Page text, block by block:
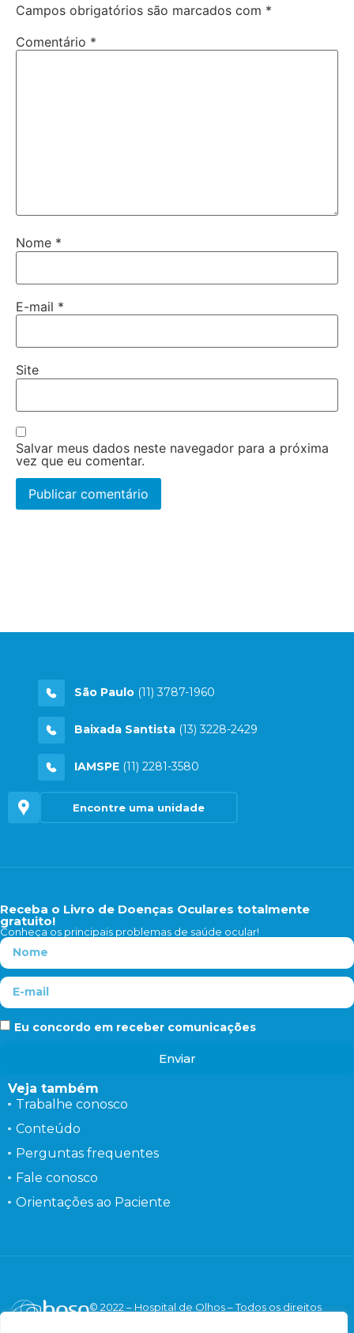
Campos obrigatórios são marcados com *
Comentário *
Nome *
E-mail *
Site
Salvar meus dados neste navegador para a próxima
vez que eu comentar.
São Paulo (11) 3787-1960
Baixada Santista (13) 3228-2429
IAMSPE (11) 2281-3580
Encontre uma unidade
Receba o Livro de Doenças Oculares totalmente
gratuito!
Conheça os principais problemas de saúde ocular!
Eu concordo em receber comunicações
Enviar
Veja também
Trabalhe conosco
Conteúdo
Perguntas frequentes
Fale conosco
Orientações ao Paciente
© 2022 – Hospital de Olhos – Todos os direitos